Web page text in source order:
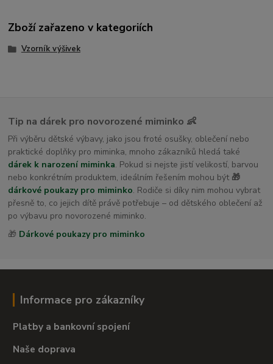
Zboží zařazeno v kategoriích
Vzorník výšivek
Tip na dárek pro novorozené miminko 👶
Při výběru dětské výbavy, jako jsou froté osušky, oblečení nebo
praktické doplňky pro miminka, mnoho zákazníků hledá také
dárek k narození miminka. Pokud si nejste jistí velikostí, barvou
nebo konkrétním produktem, ideálním řešením mohou být 🎁
dárkové poukazy pro miminko. Rodiče si díky nim mohou vybrat
přesně to, co jejich dítě právě potřebuje – od dětského oblečení až
po výbavu pro novorozené miminko.
🎁 Dárkové poukazy pro miminko
Informace pro zákazníky
Platby a bankovní spojení
Naše doprava